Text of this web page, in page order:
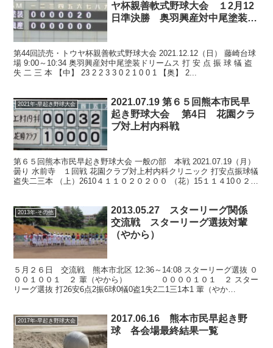
ヤ杯親善軟式野球大会 １2月12
日準決勝 奥羽興産対中尾塗装ド
第44回読売・トウヤ杯親善軟式野球大会 2021.12.12（日） 藤崎台球
場 9:00～10:34 奥羽興産対中尾塗装ドリームス 打 安 点 振 球 犠 盗
失 二 三 本 【中】 23 2 2 3 3 0 2 1 0 0 1 【奥】 2...
2021年-早起き野球大会
2021.07.19 第６５回熊本市民早
起き野球大会 第4日 花園クラ
ブ対上村内科戦
第６５回熊本市民早起き野球大会 一般の部 本戦 2021.07.19（月）
曇り 水前寺 １回戦 花園クラブ対上村内科クリニック 打安点振球犠
盗失二三本 （上）2610４１１０２０２００ （花）15１１４10０２２
2013年-その他
2013.05.27 スターリーグ関係
交流戦 スターリーグ選抜対輩
（やから）
５月２６日 交流戦 熊本市北区 12:36～14:08 スターリーグ選抜 ０
００１００１ ２ 輩（やから） ００００１０１ ２ スター
リーグ選抜 打26安6点2振6球0犠0盗1失2二1三1本1 輩（やか
2017年-早起き野球大会
2017.06.16 熊本市民早起き野
球 各会場最終結果一覧